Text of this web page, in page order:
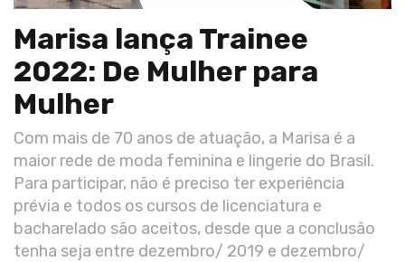
Marisa lança Trainee
2022: De Mulher para
Mulher
Com mais de 70 anos de atuação, a Marisa é a
maior rede de moda feminina e lingerie do Brasil.
Para participar, não é preciso ter experiência
prévia e todos os cursos de licenciatura e
bacharelado são aceitos, desde que a conclusão
tenha seja entre dezembro/ 2019 e dezembro/